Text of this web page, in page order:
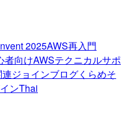
2025AWS再入門
者向けAWSテクニカルサポ
ジョインブログくらめそ
ンThai